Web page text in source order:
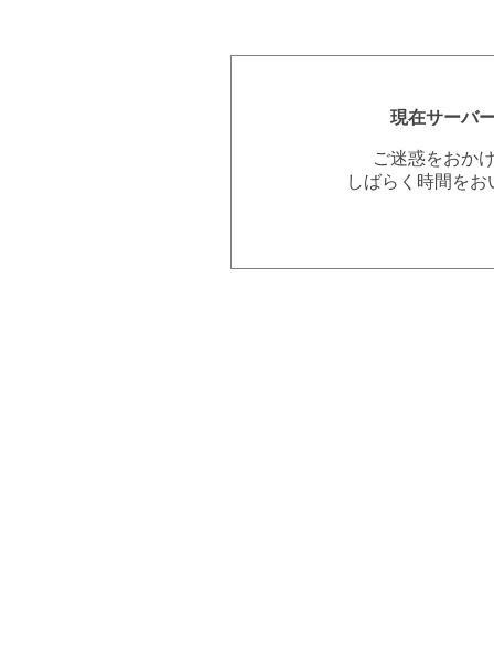
現在サーバ
ご迷惑をおか
しばらく時間を